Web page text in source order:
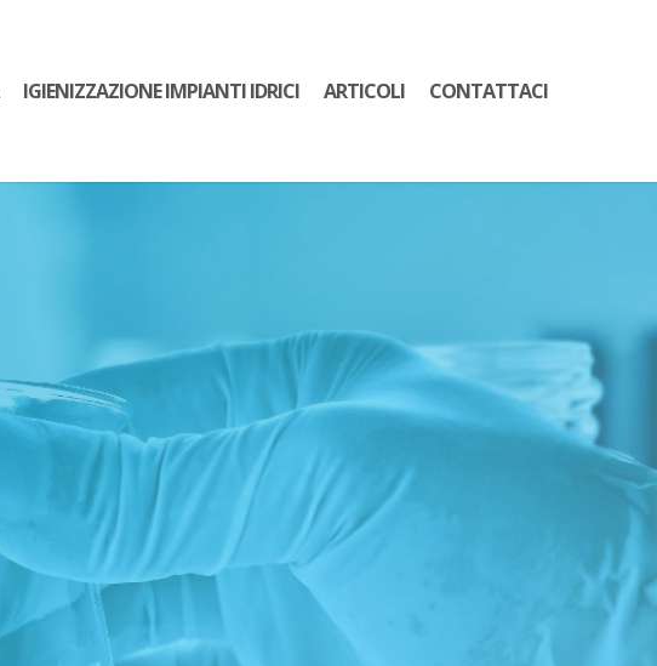
IGIENIZZAZIONE IMPIANTI IDRICI ARTICOLI CONTATTACI